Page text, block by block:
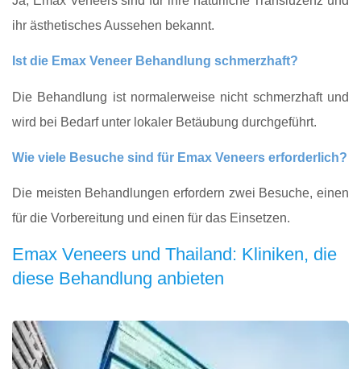
ihr ästhetisches Aussehen bekannt.
Ist die Emax Veneer Behandlung schmerzhaft?
Die Behandlung ist normalerweise nicht schmerzhaft und
wird bei Bedarf unter lokaler Betäubung durchgeführt.
Wie viele Besuche sind für Emax Veneers erforderlich?
Die meisten Behandlungen erfordern zwei Besuche, einen
für die Vorbereitung und einen für das Einsetzen.
Emax Veneers und Thailand: Kliniken, die
diese Behandlung anbieten